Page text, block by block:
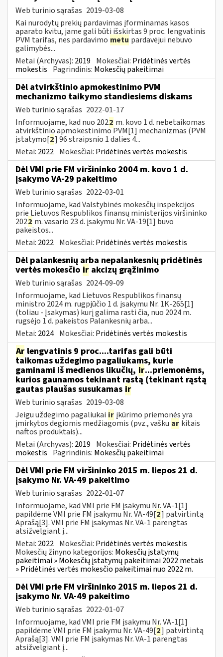
Web turinio sąrašas 2019-03-08
Kai nurodytų prekių pardavimas įforminamas kasos
aparato kvitu, jame gali būti išskirtas 9 proc. lengvatinis
PVM tarifas, nes pardavimo metu pardavėjui nebuvo
galimybės...
Metai (Archyvas): 2019 Mokesčiai: Pridėtinės vertės
mokestis Pagrindinis: Mokesčių pakeitimai
Dėl atvirkštinio apmokestinimo PVM
mechanizmo taikymo standiesiems diskams
Web turinio sąrašas 2022-01-17
Informuojame, kad nuo 2022 m. kovo 1 d. nebetaikomas
atvirkštinio apmokestinimo PVM[1] mechanizmas (PVM
įstatymo[2] 96 straipsnio 1 dalies 4...
Metai: 2022 Mokesčiai: Pridėtinės vertės mokestis
Dėl VMI prie FM viršininko 2004 m. kovo 1 d.
įsakymo VA-29 pakeitimo
Web turinio sąrašas 2022-03-01
Informuojame, kad Valstybinės mokesčių inspekcijos
prie Lietuvos Respublikos finansų ministerijos viršininko
2022 m. vasario 23 d. įsakymu Nr. VA-19[1] buvo
pakeistos...
Metai: 2022 Mokesčiai: Pridėtinės vertės mokestis
Dėl palankesnių arba nepalankesnių pridėtinės
vertės mokesčio ir akcizų grąžinimo
Web turinio sąrašas 2024-09-09
Informuojame, kad Lietuvos Respublikos finansų
ministro 2024 m. rugpjūčio 1 d. įsakymu Nr. 1K-265[1]
(toliau - Įsakymas) kurį galima rasti čia, nuo 2024 m.
rugsėjo 1 d. pakeistos Palankesnių arba...
Metai: 2024 Mokesčiai: Pridėtinės vertės mokestis
Ar lengvatinis 9 proc....tarifas gali būti
taikomas uždegimo pagaliukams, kurie
gaminami iš medienos likučių, ir...priemonėms,
kurios gaunamos tekinant rąstą (tekinant rąstą
gautas plaušas susukamas ir
Web turinio sąrašas 2019-03-08
Jeigu uždegimo pagaliukai ir įkūrimo priemonės yra
įmirkytos degiomis medžiagomis (pvz., vašku ar kitais
naftos produktais)...
Metai (Archyvas): 2019 Mokesčiai: Pridėtinės vertės
mokestis Pagrindinis: Mokesčių pakeitimai
Dėl VMI prie FM viršininko 2015 m. liepos 21 d.
įsakymo Nr. VA-49 pakeitimo
Web turinio sąrašas 2022-01-07
Informuojame, kad VMI prie FM įsakymu Nr. VA-1[1]
papildėme VMI prie FM įsakymu Nr. VA-49[2] patvirtintą
Aprašą[3]. VMI prie FM įsakymas Nr. VA-1 parengtas
atsižvelgiant į...
Metai: 2022 Mokesčiai: Pridėtinės vertės mokestis
Mokesčių žinyno kategorijos: Mokesčių įstatymų
pakeitimai » Mokesčių įstatymų pakeitimai 2022 metais
» Pridėtinės vertės mokesčio pakeitimai nuo 2022 m.
Dėl VMI prie FM viršininko 2015 m. liepos 21 d.
įsakymo Nr. VA-49 pakeitimo
Web turinio sąrašas 2022-01-07
Informuojame, kad VMI prie FM įsakymu Nr. VA-1[1]
papildėme VMI prie FM įsakymu Nr. VA-49[2] patvirtintą
Aprašą[3]. VMI prie FM įsakymas Nr. VA-1 parengtas
atsižvelgiant į...